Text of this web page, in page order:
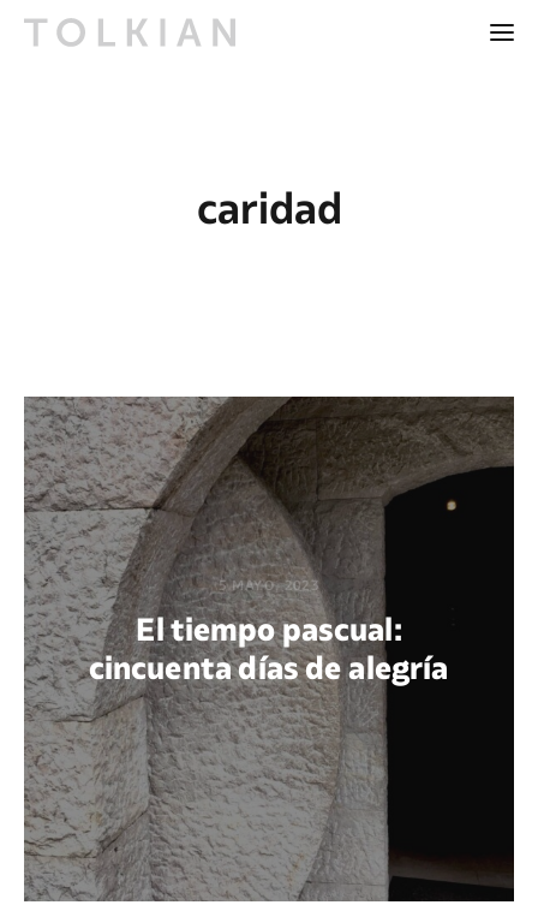
caridad
5 MAYO, 2023
El tiempo pascual:
cincuenta días de alegría
POR ERNESTO CAMARENA